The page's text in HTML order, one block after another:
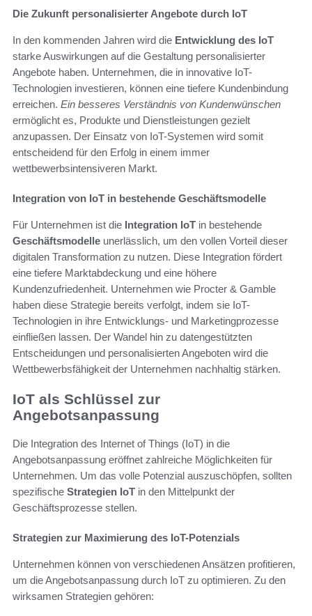
Die Zukunft personalisierter Angebote durch IoT
In den kommenden Jahren wird die Entwicklung des IoT
starke Auswirkungen auf die Gestaltung personalisierter
Angebote haben. Unternehmen, die in innovative IoT-
Technologien investieren, können eine tiefere Kundenbindung
erreichen. Ein besseres Verständnis von Kundenwünschen
ermöglicht es, Produkte und Dienstleistungen gezielt
anzupassen. Der Einsatz von IoT-Systemen wird somit
entscheidend für den Erfolg in einem immer
wettbewerbsintensiveren Markt.
Integration von IoT in bestehende Geschäftsmodelle
Für Unternehmen ist die Integration IoT in bestehende
Geschäftsmodelle unerlässlich, um den vollen Vorteil dieser
digitalen Transformation zu nutzen. Diese Integration fördert
eine tiefere Marktabdeckung und eine höhere
Kundenzufriedenheit. Unternehmen wie Procter & Gamble
haben diese Strategie bereits verfolgt, indem sie IoT-
Technologien in ihre Entwicklungs- und Marketingprozesse
einfließen lassen. Der Wandel hin zu datengestützten
Entscheidungen und personalisierten Angeboten wird die
Wettbewerbsfähigkeit der Unternehmen nachhaltig stärken.
IoT als Schlüssel zur
Angebotsanpassung
Die Integration des Internet of Things (IoT) in die
Angebotsanpassung eröffnet zahlreiche Möglichkeiten für
Unternehmen. Um das volle Potenzial auszuschöpfen, sollten
spezifische Strategien IoT in den Mittelpunkt der
Geschäftsprozesse stellen.
Strategien zur Maximierung des IoT-Potenzials
Unternehmen können von verschiedenen Ansätzen profitieren,
um die Angebotsanpassung durch IoT zu optimieren. Zu den
wirksamen Strategien gehören: